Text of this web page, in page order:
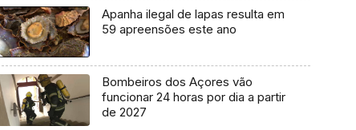
Apanha ilegal de lapas resulta em
59 apreensões este ano
Bombeiros dos Açores vão
funcionar 24 horas por dia a partir
de 2027